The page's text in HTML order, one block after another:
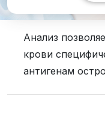
Анализ
крови
антигенам